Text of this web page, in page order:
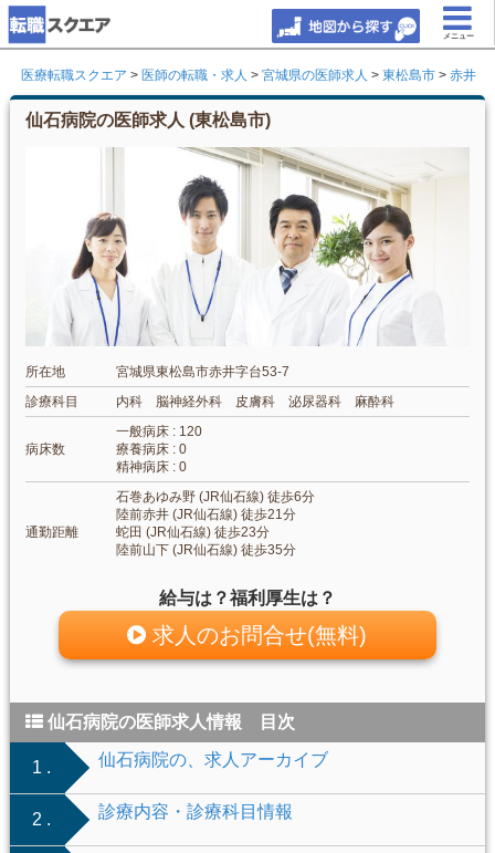
メニュー
医療転職スクエア > 医師の転職・求人 > 宮城県の医師求人 > 東松島市 > 赤井
仙石病院の医師求人 (東松島市)
所在地
宮城県東松島市赤井字台53-7
診療科目
内科 脳神経外科 皮膚科 泌尿器科 麻酔科
病床数
一般病床 : 120
療養病床 : 0
精神病床 : 0
通勤距離
石巻あゆみ野 (JR仙石線) 徒歩6分
陸前赤井 (JR仙石線) 徒歩21分
蛇田 (JR仙石線) 徒歩23分
陸前山下 (JR仙石線) 徒歩35分
給与は？福利厚生は？
求人のお問合せ(無料)
仙石病院の医師求人情報 目次
1 . 仙石病院の、求人アーカイブ
2 . 診療内容・診療科目情報